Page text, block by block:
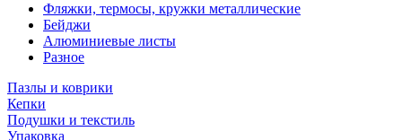
Фляжки, термосы, кружки металлические
Бейджи
Алюминиевые листы
Разное
Пазлы и коврики
Кепки
Подушки и текстиль
Упаковка